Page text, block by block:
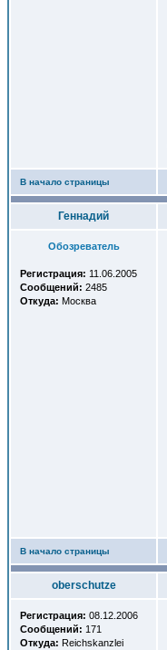
В начало страницы
Геннадий
Обозреватель
Регистрация: 11.06.2005
Сообщений: 2485
Откуда: Москва
В начало страницы
oberschutze
Регистрация: 08.12.2006
Сообщений: 171
Откуда: Reichskanzlei